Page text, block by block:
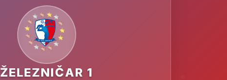
ŽELEZNIČAR 1